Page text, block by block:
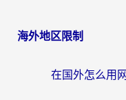
海外地区限制